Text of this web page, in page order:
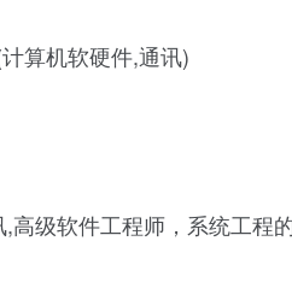
算机软硬件,通讯)
级软件工程师，系统工程